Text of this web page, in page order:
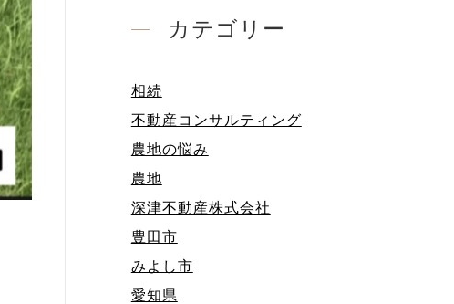
カテゴリー
相続
不動産コンサルティング
農地の悩み
農地
深津不動産株式会社
豊田市
みよし市
愛知県